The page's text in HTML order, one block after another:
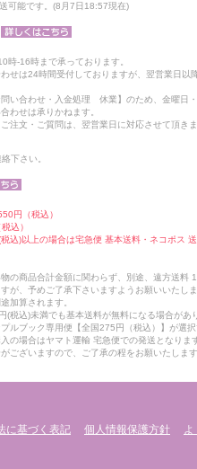
可能です。(8月7日18:57現在)
時-16時まで承っております。
せは24時間受付しておりますが、翌営業日以
問い合わせ・入金処理 休業】のため、金曜日
わせは承りかねます。
注文・ご質問は、翌営業日に対応させて頂きま
下さい。
円（税込）
込）
込)以上の場合は宅急便 基本送料・ネコポス
の商品合計金額に関わらず、別途、遠方送料
が、予めご了承下さいますようお願いいたしま
加算されます。
税込)未満でも基本送料が無料になる場合があ
ルブック専用便【全国275円（税込）】が選択
の場合はヤマト運輸 宅急便での発送となりま
ございますので、ご了承の程をお願いたします
に基づく表記 個人情報保護方針